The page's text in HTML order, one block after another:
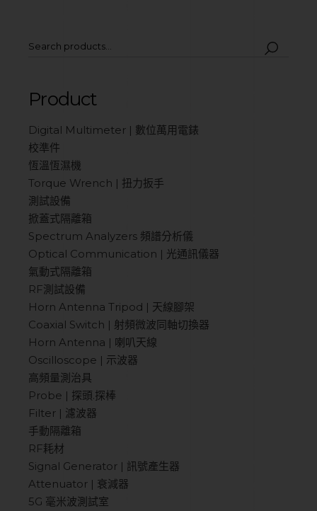
Product
Digital Multimeter | 數位萬用電錶
校準件
恆溫恆濕機
Torque Wrench | 扭力扳手
測試設備
掀蓋式隔離箱
Spectrum Analyzers 頻譜分析儀
Optical Communication | 光通訊儀器
氣動式隔離箱
RF測試設備
Horn Antenna Tripod | 天線腳架
Coaxial Switch | 射頻微波同軸切換器
Horn Antenna | 喇叭天線
Oscilloscope | 示波器
高頻量測治具
Probe | 探頭.探棒
Filter | 濾波器
手動隔離箱
RF耗材
Signal Generator | 訊號產生器
Attenuator | 衰減器
5G 毫米波測試室